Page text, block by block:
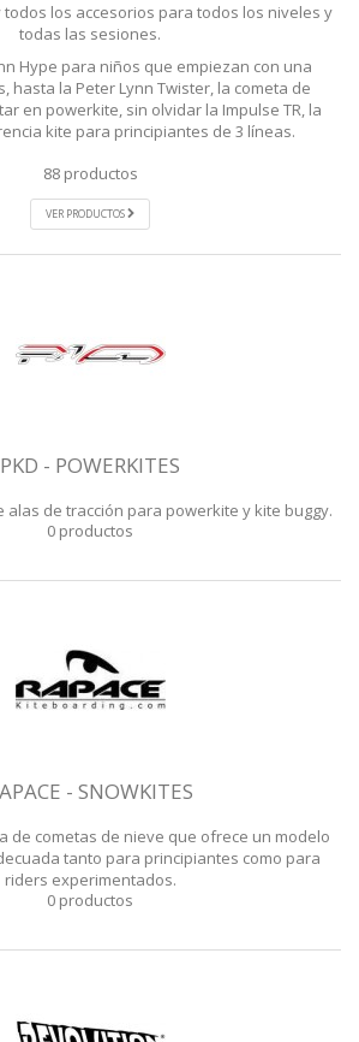
todos los accesorios para todos los niveles y
todas las sesiones.
Hype para niños que empiezan con una
hasta la Peter Lynn Twister, la cometa de
en powerkite, sin olvidar la Impulse TR, la
kite para principiantes de 3 líneas.
88 productos
VER PRODUCTOS
PKD - POWERKITES
alas de tracción para powerkite y kite buggy.
0 productos
- SNOWKITES
de cometas de nieve que ofrece un modelo
tanto para principiantes como para
riders experimentados.
0 productos